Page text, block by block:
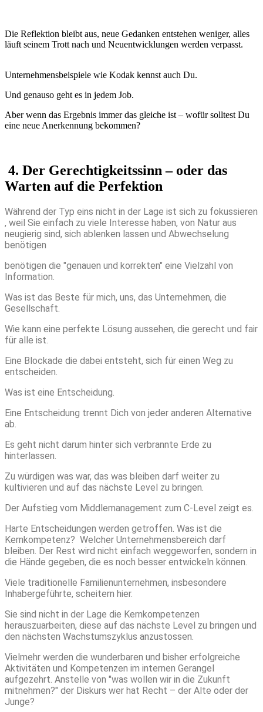
Die Reflektion bleibt aus, neue Gedanken entstehen weniger, alles
läuft seinem Trott nach und Neuentwicklungen werden verpasst.
Unternehmensbeispiele wie Kodak kennst auch Du.
Und genauso geht es in jedem Job.
Aber wenn das Ergebnis immer das gleiche ist – wofür solltest Du
eine neue Anerkennung bekommen?
4. Der Gerechtigkeitssinn – oder das
Warten auf die Perfektion
Während der Typ eins nicht in der Lage ist sich zu fokussieren
, weil Sie einfach zu viele Interesse haben, von Natur aus
neugierig sind, sich ablenken lassen und Abwechselung
benötigen
benötigen die "genauen und korrekten" eine Vielzahl von
Information.
Was ist das Beste für mich, uns, das Unternehmen, die
Gesellschaft.
Wie kann eine perfekte Lösung aussehen, die gerecht und fair
für alle ist.
Eine Blockade die dabei entsteht, sich für einen Weg zu
entscheiden.
Was ist eine Entscheidung.
Eine Entscheidung trennt Dich von jeder anderen Alternative
ab.
Es geht nicht darum hinter sich verbrannte Erde zu
hinterlassen.
Zu würdigen was war, das was bleiben darf weiter zu
kultivieren und auf das nächste Level zu bringen.
Der Aufstieg vom Middlemanagement zum C-Level zeigt es.
Harte Entscheidungen werden getroffen. Was ist die
Kernkompetenz? Welcher Unternehmensbereich darf
bleiben. Der Rest wird nicht einfach weggeworfen, sondern in
die Hände gegeben, die es noch besser entwickeln können.
Viele traditionelle Familienunternehmen, insbesondere
Inhabergeführte, scheitern hier.
Sie sind nicht in der Lage die Kernkompetenzen
herauszuarbeiten, diese auf das nächste Level zu bringen und
den nächsten Wachstumszyklus anzustossen.
Vielmehr werden die wunderbaren und bisher erfolgreiche
Aktivitäten und Kompetenzen im internen Gerangel
aufgezehrt. Anstelle von "was wollen wir in die Zukunft
mitnehmen?" der Diskurs wer hat Recht – der Alte oder der
Junge?